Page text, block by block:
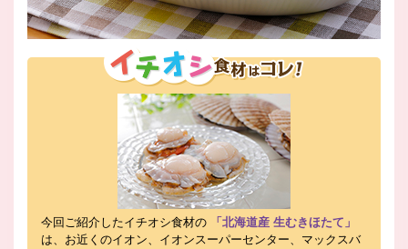
今回ご紹介したイチオシ食材の
「北海道産 生むきほたて」
は、お近くのイオン、イオンスーパーセンター、マックスバ